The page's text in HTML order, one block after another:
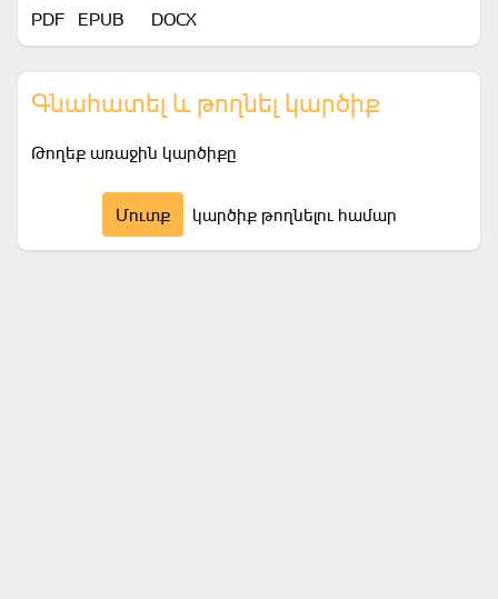
PDF EPUB DOCX
Գնահատել և թողնել կարծիք
Թողեք առաջին կարծիքը
Մուտք կարծիք թողնելու համար